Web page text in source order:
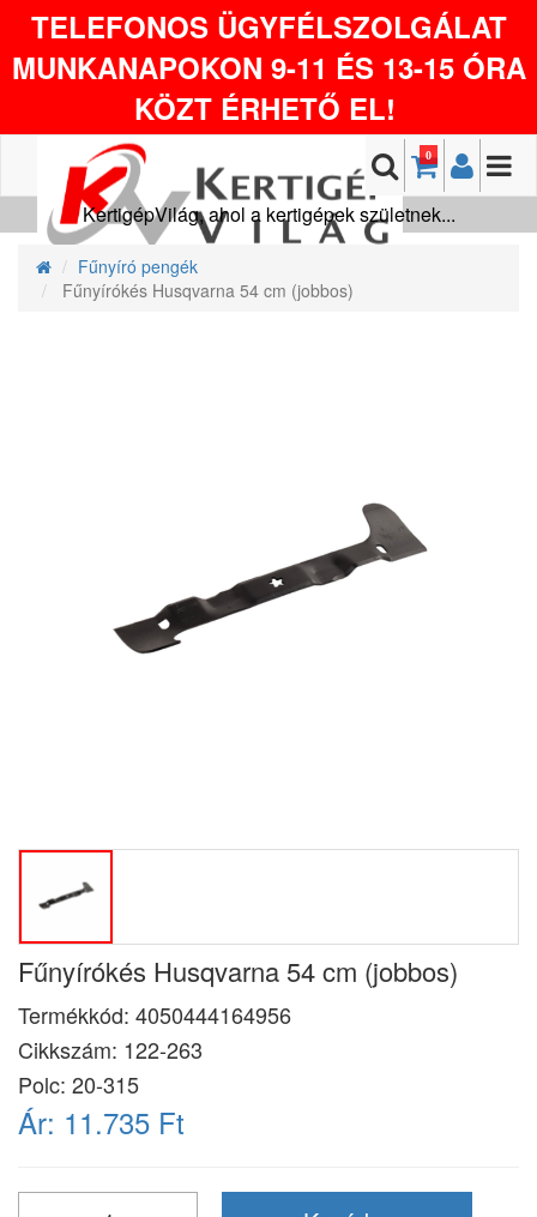
TELEFONOS ÜGYFÉLSZOLGÁLAT
MUNKANAPOKON 9-11 ÉS 13-15 ÓRA
KÖZT ÉRHETŐ EL!
0
KertigépVilág, ahol a kertigépek születnek...
Fűnyíró pengék
Fűnyírókés Husqvarna 54 cm (jobbos)
Fűnyírókés Husqvarna 54 cm (jobbos)
Termékkód: 4050444164956
Cikkszám: 122-263
Polc: 20-315
Ár: 11.735 Ft